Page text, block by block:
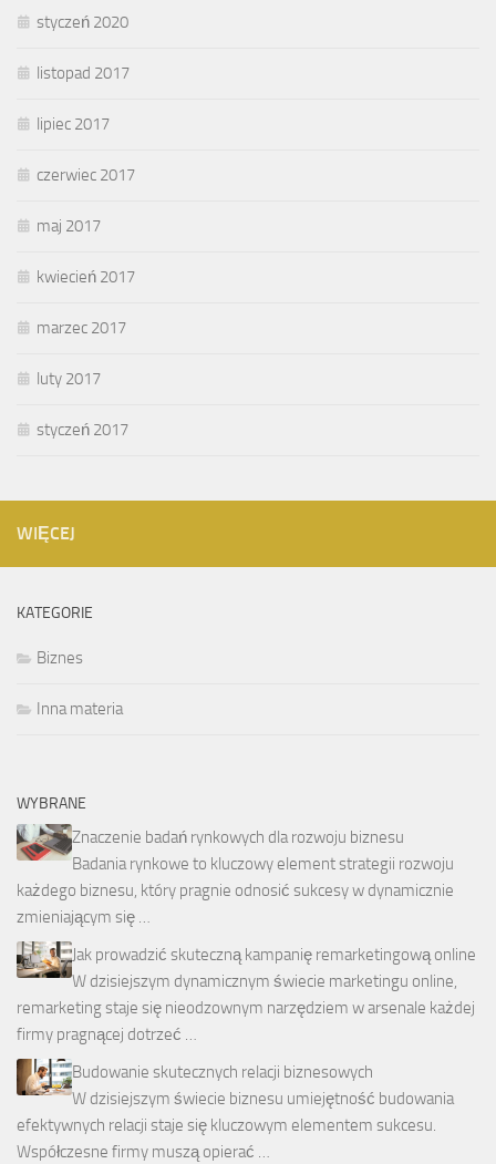
styczeń 2020
listopad 2017
lipiec 2017
czerwiec 2017
maj 2017
kwiecień 2017
marzec 2017
luty 2017
styczeń 2017
WIĘCEJ
KATEGORIE
Biznes
Inna materia
WYBRANE
Znaczenie badań rynkowych dla rozwoju biznesu
Badania rynkowe to kluczowy element strategii rozwoju
każdego biznesu, który pragnie odnosić sukcesy w dynamicznie
zmieniającym się …
Jak prowadzić skuteczną kampanię remarketingową online
W dzisiejszym dynamicznym świecie marketingu online,
remarketing staje się nieodzownym narzędziem w arsenale każdej
firmy pragnącej dotrzeć …
Budowanie skutecznych relacji biznesowych
W dzisiejszym świecie biznesu umiejętność budowania
efektywnych relacji staje się kluczowym elementem sukcesu.
Współczesne firmy muszą opierać …